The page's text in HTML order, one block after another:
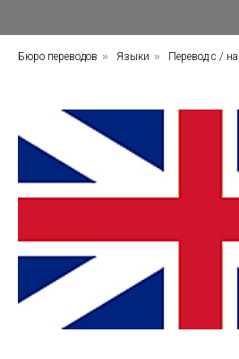
Бюро переводов » Языки » Перевод с /